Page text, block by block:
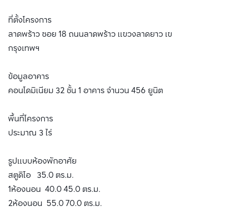
ที่ตั้งโครงการ
ลาดพร้าว ซอย 18 ถนนลาดพร้าว แขวงลาดยาว เขตจตุจักร
กรุงเทพฯ
ข้อมูลอาคาร
คอนโดมิเนียม 32 ชั้น 1 อาคาร จำนวน 456 ยูนิต
พื้นที่โครงการ
ประมาณ 3 ไร่
รูปแบบห้องพักอาศัย
สตูดิโอ 35.0 ตร.ม.
1ห้องนอน 40.0 45.0 ตร.ม.
2ห้องนอน 55.0 70.0 ตร.ม.